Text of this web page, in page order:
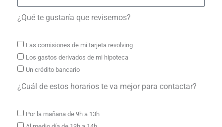
¿Qué te gustaría que revisemos?
Las comisiones de mi tarjeta revolving
Los gastos derivados de mi hipoteca
Un crédito bancario
¿Cuál de estos horarios te va mejor para contactar?
Por la mañana de 9h a 13h